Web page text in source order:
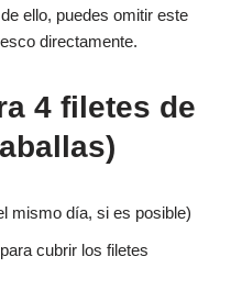
ello, puedes omitir este
directamente.
4 filetes de
mismo día, si es posible)
cubrir los filetes